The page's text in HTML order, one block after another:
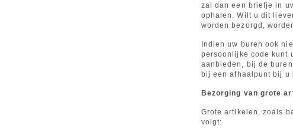
zal dan een briefje in
ophalen. Wilt u dit
worden bezorgd,
Indien uw buren ook
persoonlijke code kunt
aanbieden, bij de
bij een afhaalpunt bij u
Bezorging van grote
Grote artikelen, zoals
volgt: